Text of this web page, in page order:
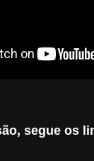
segue os